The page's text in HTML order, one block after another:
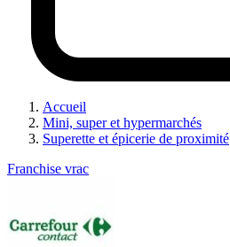
Accueil
Mini, super et hypermarchés
Superette et épicerie de proximité
Franchise vrac